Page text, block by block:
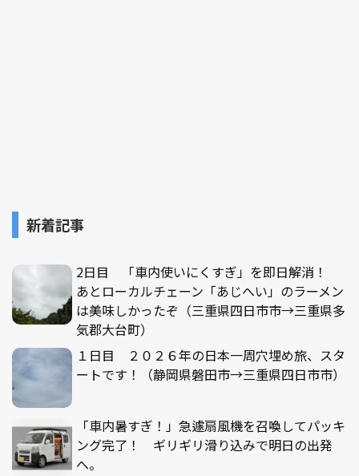
新着記事
2日目 「車内使いにくすぎ」を即日解消！
あとローカルチェーン「あじへい」のラーメン
は美味しかったぞ（三重県四日市市→三重県多
気郡大台町）
１日目 ２０２６年の日本一周穴埋め旅、スタ
ートです！（静岡県磐田市→三重県四日市市）
「車内暑すぎ！」急遽扇風機を召喚してパッキ
ング完了！ ギリギリ滑り込みで明日の出発
へ。